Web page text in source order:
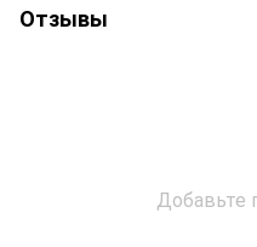
Отзывы
Добавьте